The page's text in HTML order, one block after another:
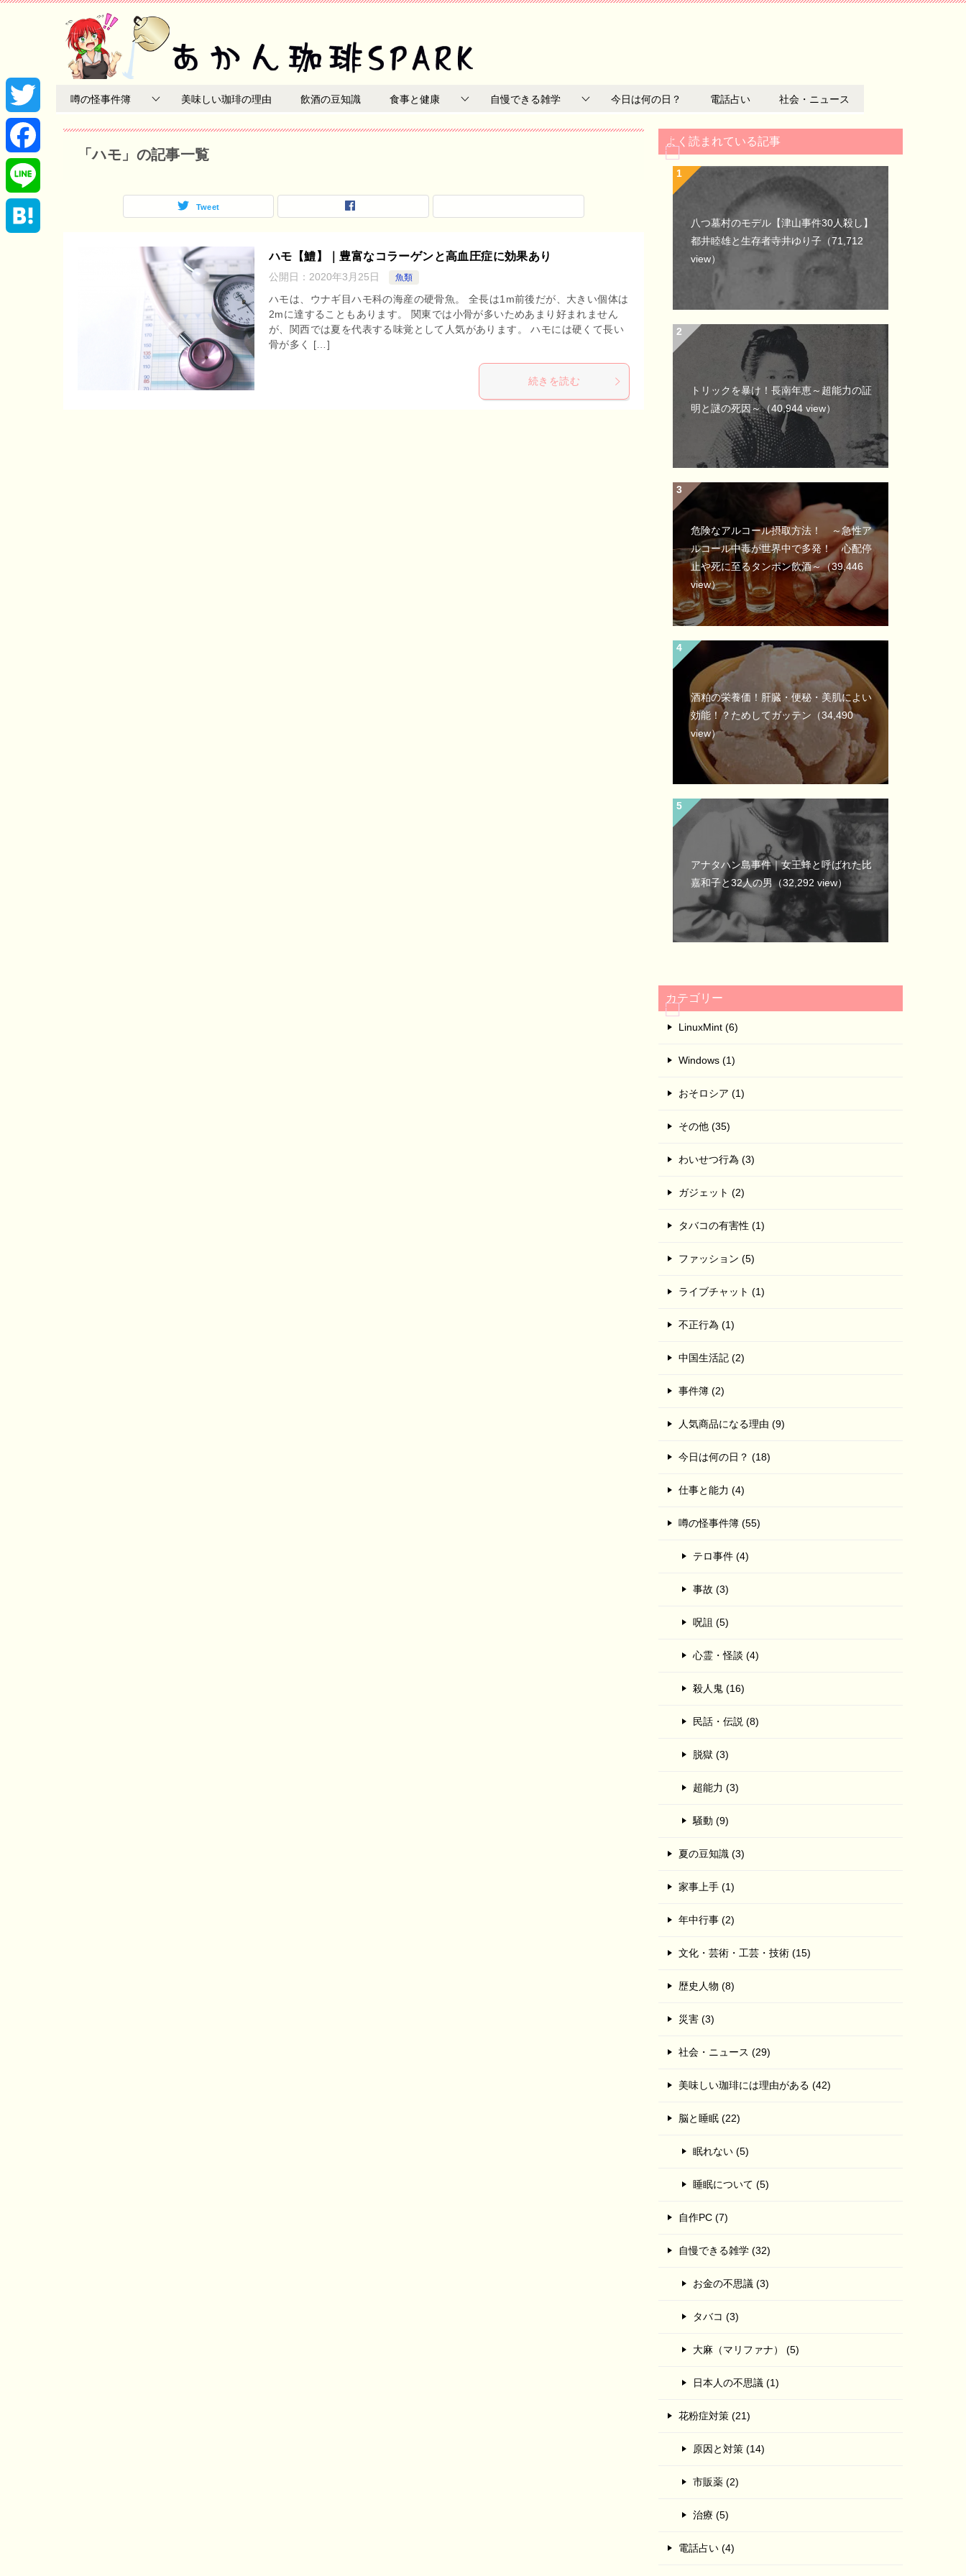
噂の怪事件簿 美味しい珈琲の理由 飲酒の豆知識 食事と健康 自慢できる雑学 今日は何の日？ 電話占い 社会・ニュース
「ハモ」の記事一覧
Tweet
ハモ【鱧】｜豊富なコラーゲンと高血圧症に効果あり
公開日： 2020年3月25日 魚類
ハモは、ウナギ目ハモ科の海産の硬骨魚。 全長は1m前後だが、大きい個体は
2mに達することもあります。 関東では小骨が多いためあまり好まれません
が、関西では夏を代表する味覚として人気があります。 ハモには硬くて長い
骨が多く […]
続きを読む
よく読まれている記事
八つ墓村のモデル【津山事件30人殺し】
都井睦雄と生存者寺井ゆり子 （71,712
view）
トリックを暴け！長南年恵～超能力の証
明と謎の死因～（40,944 view）
危険なアルコール摂取方法！ ～急性ア
ルコール中毒が世界中で多発！ 心配停
止や死に至るタンポン飲酒～（39,446
view）
酒粕の栄養価！肝臓・便秘・美肌によい
効能！？ためしてガッテン （34,490
view）
アナタハン島事件｜女王蜂と呼ばれた比
嘉和子と32人の男（32,292 view）
カテゴリー
LinuxMint (6)
Windows (1)
おそロシア (1)
その他 (35)
わいせつ行為 (3)
ガジェット (2)
タバコの有害性 (1)
ファッション (5)
ライブチャット (1)
不正行為 (1)
中国生活記 (2)
事件簿 (2)
人気商品になる理由 (9)
今日は何の日？ (18)
仕事と能力 (4)
噂の怪事件簿 (55)
テロ事件 (4)
事故 (3)
呪詛 (5)
心霊・怪談 (4)
殺人鬼 (16)
民話・伝説 (8)
脱獄 (3)
超能力 (3)
騒動 (9)
夏の豆知識 (3)
家事上手 (1)
年中行事 (2)
文化・芸術・工芸・技術 (15)
歴史人物 (8)
災害 (3)
社会・ニュース (29)
美味しい珈琲には理由がある (42)
脳と睡眠 (22)
眠れない (5)
睡眠について (5)
自作PC (7)
自慢できる雑学 (32)
お金の不思議 (3)
タバコ (3)
大麻（マリファナ） (5)
日本人の不思議 (1)
花粉症対策 (21)
原因と対策 (14)
市販薬 (2)
治療 (5)
電話占い (4)
T
w
i
t
F
a